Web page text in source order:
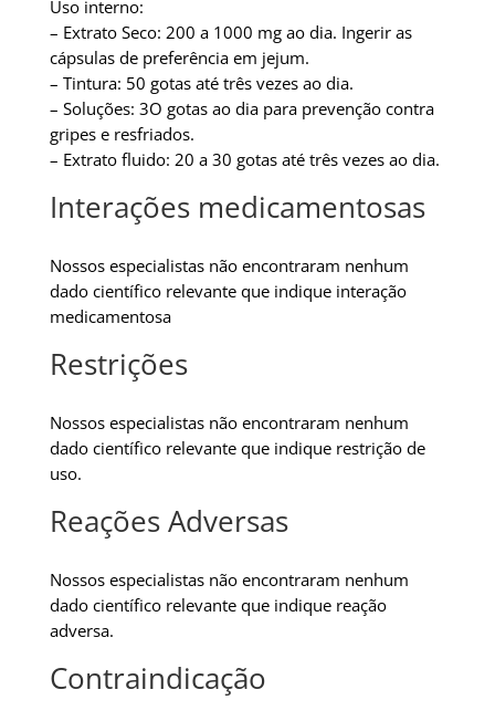
Uso interno:
– Extrato Seco: 200 a 1000 mg ao dia. Ingerir as
cápsulas de preferência em jejum.
– Tintura: 50 gotas até três vezes ao dia.
– Soluções: 3O gotas ao dia para prevenção contra
gripes e resfriados.
– Extrato fluido: 20 a 30 gotas até três vezes ao dia.
Interações medicamentosas
Nossos especialistas não encontraram nenhum
dado científico relevante que indique interação
medicamentosa
Restrições
Nossos especialistas não encontraram nenhum
dado científico relevante que indique restrição de
uso.
Reações Adversas
Nossos especialistas não encontraram nenhum
dado científico relevante que indique reação
adversa.
Contraindicação